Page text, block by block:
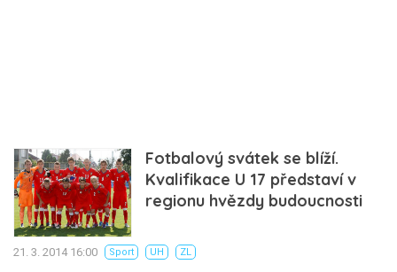
Fotbalový svátek se blíží.
Kvalifikace U 17 představí v
regionu hvězdy budoucnosti
21. 3. 2014 16:00 Sport UH ZL